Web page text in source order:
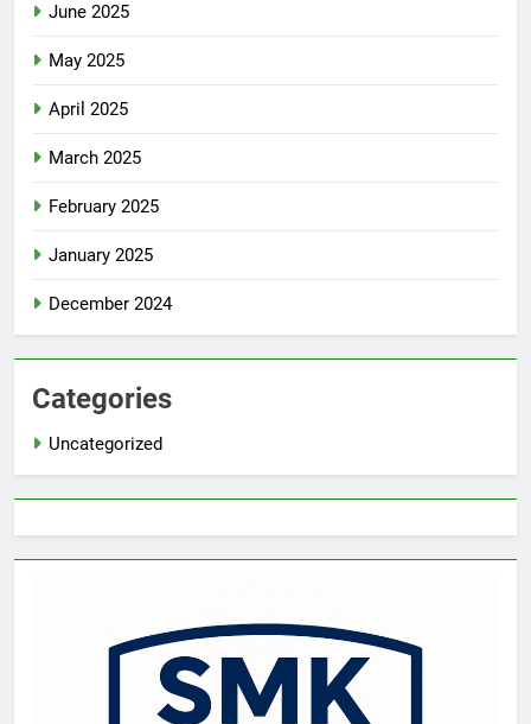
June 2025
May 2025
April 2025
March 2025
February 2025
January 2025
December 2024
Categories
Uncategorized